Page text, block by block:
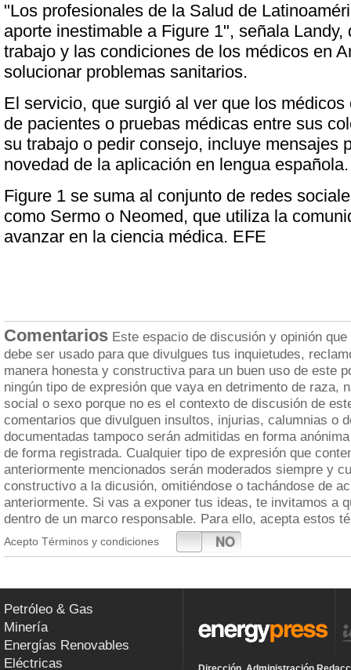
"Los profesionales de la Salud de
aporte inestimable a Figure 1", señala Landy,
trabajo y las condiciones de los médicos en
solucionar problemas sanitarios.
El servicio, que surgió al ver que los
de pacientes o pruebas médicas entre sus
su trabajo o pedir consejo, incluye mensajes
novedad de la aplicación en lengua española.
Figure 1 se suma al conjunto de redes
como Sermo o Neomed, que utiliza la
avanzar en la ciencia médica. EFE
Comentarios Este espacio de discusión y opinión
debe ser usado para que divulgues tus inquietudes,
manera honesta y constructiva para un buen uso de este
ningún tipo de expresión que vaya en detrimento de raza,
social o sexo porque no es el contexto de discusión de
comentarios que divulguen insultos, injurias, calumnias o
documentadas tampoco serán admitidas en forma
de forma registrada. Cualquier tipo de expresión que
anteriormente mencionados serán moderados siempre y
constructivo a la dicusión, omitiéndose o tachándose de
anteriormente. Si vas a exponer tus ideas, te invitamos a
dentro de un marco responsable. Para ello, acepta estos
Acepto Términos y condiciones NO
SI
Petróleo & Gas
Minería
Energías Renovables
Eléctricas